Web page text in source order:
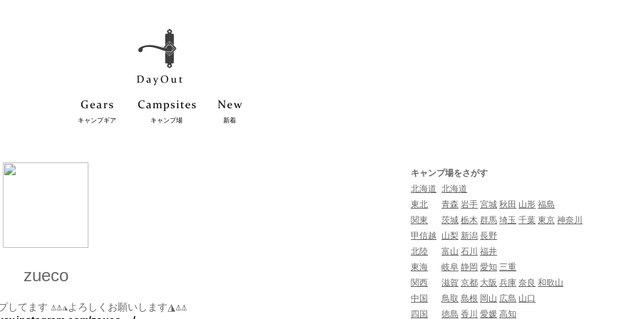
キャンプギア キャンプ場 新着
zueco
してます ⍋ ⍋ ◮よろしくお願いします◮⍋ ⍋
キャンプ場をさがす
北海道 北海道
東北
青森 岩手 宮城 秋田 山形 福島
関東
茨城 栃木 群馬 埼玉 千葉 東京 神奈川
甲信越
山梨 新潟 長野
北陸
富山 石川 福井
東海
岐阜 静岡 愛知 三重
関西
滋賀 京都 大阪 兵庫 奈良 和歌山
中国
鳥取 島根 岡山 広島 山口
四国
徳島 香川 愛媛 高知